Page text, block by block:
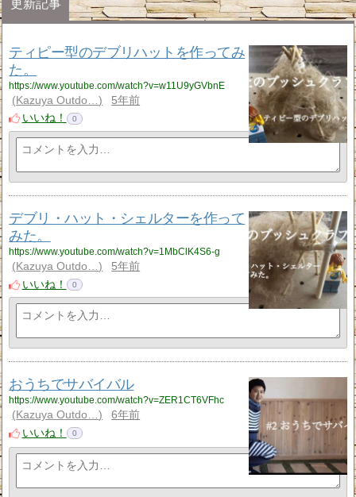
更新記事
ティピー型のデブリハットを作ってみ
た。
https://www.youtube.com/watch?v=w11U9yGVbnE
Kazuya Outdo…
5年前
いいね！
0
デブリ・ハット・シェルターを作って
みた。
https://www.youtube.com/watch?v=1MbClK4S6-g
Kazuya Outdo…
5年前
いいね！
0
おうちでサバイバル
https://www.youtube.com/watch?v=ZER1CT6VFhc
Kazuya Outdo…
6年前
いいね！
0